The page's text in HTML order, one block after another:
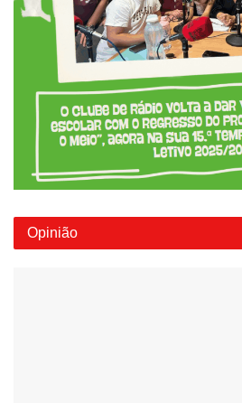
Opinião